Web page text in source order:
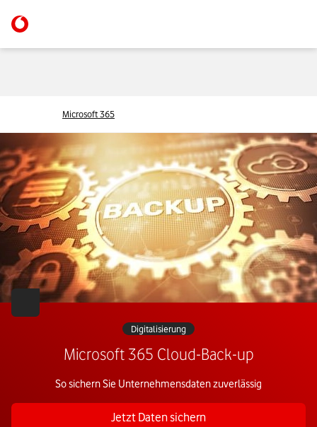
Microsoft 365
Digitalisierung
Microsoft 365 Cloud-Back-up
So sichern Sie Unternehmensdaten zuverlässig
Jetzt Daten sichern